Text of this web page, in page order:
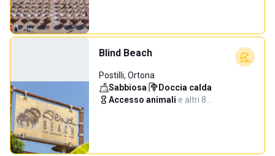
Blind Beach
Postilli, Ortona
Sabbiosa· Doccia calda·
Accesso animali·e altri 8…